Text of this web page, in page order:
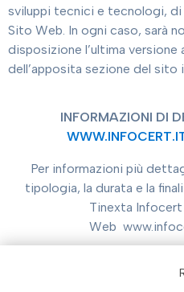
sviluppi tecnici e tecnologi,
Sito Web. In ogni caso, sarà
disposizione l’ultima versione
dell’apposita sezione del sito
INFORMAZIONI DI
Per informazioni più
tipologia, la durata e la
Tinexta
Web